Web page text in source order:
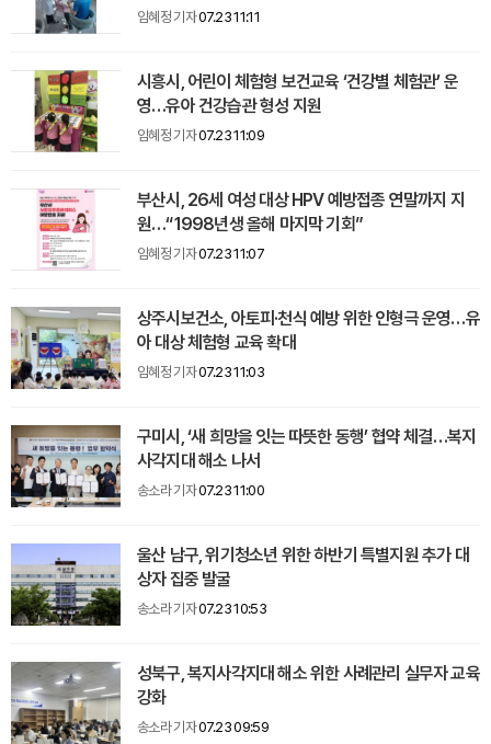
임혜정 기자07.23 11:11
시흥시, 어린이 체험형 보건교육 ‘건강별 체험관’ 운
영…유아 건강습관 형성 지원
임혜정 기자07.23 11:09
부산시, 26세 여성 대상 HPV 예방접종 연말까지 지
원…“1998년생 올해 마지막 기회”
임혜정 기자07.23 11:07
상주시보건소, 아토피·천식 예방 위한 인형극 운영…유
아 대상 체험형 교육 확대
임혜정 기자07.23 11:03
구미시, ‘새 희망을 잇는 따뜻한 동행’ 협약 체결…복지
사각지대 해소 나서
송소라 기자07.23 11:00
울산 남구, 위기청소년 위한 하반기 특별지원 추가 대
상자 집중 발굴
송소라 기자07.23 10:53
성북구, 복지사각지대 해소 위한 사례관리 실무자 교육
강화
송소라 기자07.23 09:59